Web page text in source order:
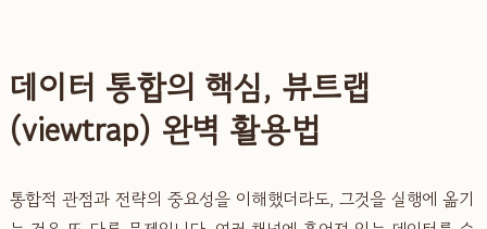
데이터 통합의 핵심, 뷰트랩
(viewtrap) 완벽 활용법
통합적 관점과 전략의 중요성을 이해했더라도, 그것을 실행에 옮기